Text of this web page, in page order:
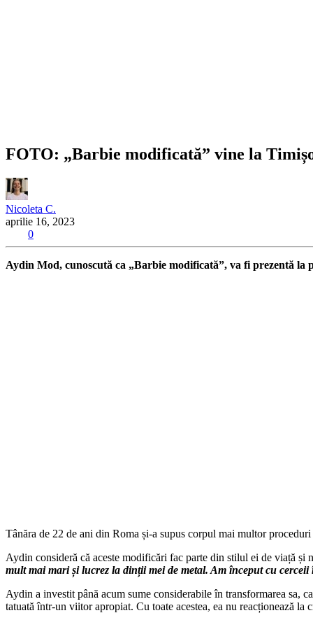
FOTO: „Barbie modificată” vine la
Nicoleta C.
aprilie 16, 2023
0
Aydin Mod, cunoscută ca „Barbie modificată”, va fi prezentă
Tânăra de 22 de ani din Roma și-a supus corpul mai multor
Aydin consideră că aceste modificări fac parte din stilul ei de viață
mult mai mari și lucrez la dinții mei de metal. Am început cu
Aydin a investit până acum sume considerabile în transformarea sa,
tatuată într-un viitor apropiat. Cu toate acestea, ea nu reacționează